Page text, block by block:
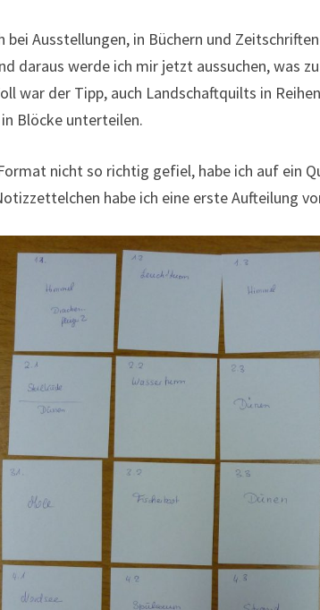
bei Ausstellungen, in Büchern und
daraus werde ich mir jetzt aussuchen, was
war der Tipp, auch Landschaftquilts in
Blöcke unterteilen.
nicht so richtig gefiel, habe ich auf ein
habe ich eine erste Aufteilung